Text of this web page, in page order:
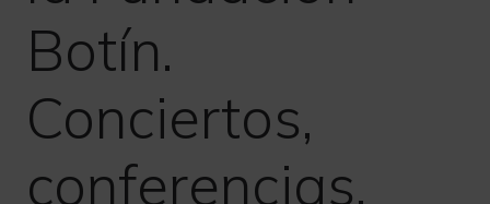
Botín.
Conciertos,
conferencias,